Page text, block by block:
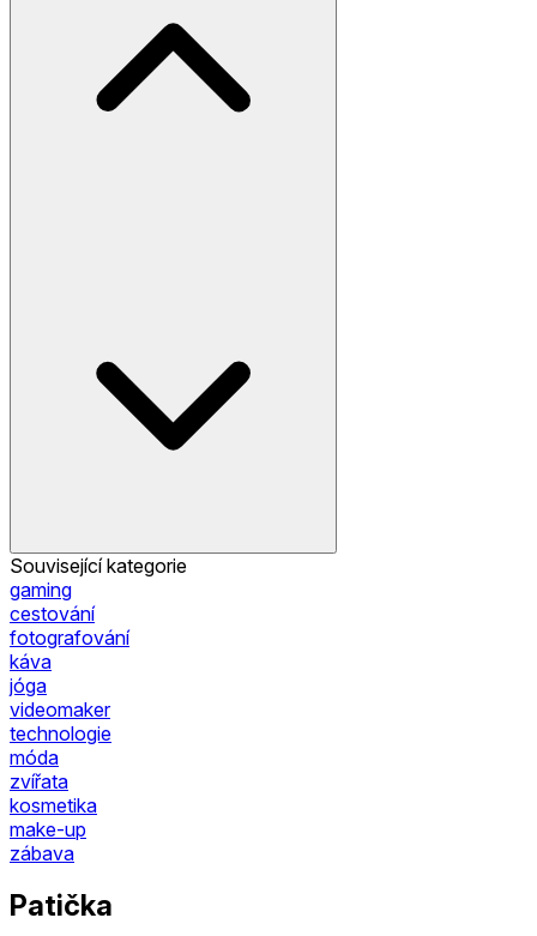
Související kategorie
gaming
cestování
fotografování
káva
jóga
videomaker
technologie
móda
zvířata
kosmetika
make-up
zábava
Patička